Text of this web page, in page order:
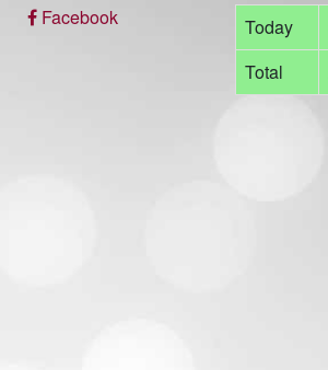
Facebook Today
Total